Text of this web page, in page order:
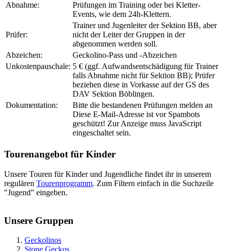
Abnahme:
Prüfungen im Training oder bei Kletter-
Events, wie dem 24h-Klettern.
Prüfer:
Trainer und Jugenleiter der Sektion BB, aber
nicht der Leiter der Gruppen in der
abgenommen werden soll.
Abzeichen:
Geckolino-Pass und -Abzeichen
Unkostenpauschale: 5 € (ggf. Aufwandsentschädigung für Trainer
falls Abnahme nicht für Sektion BB); Prüfer
beziehen diese in Vorkasse auf der GS des
DAV Sektion Böblingen.
Dokumentation:
Bitte die bestandenen Prüfungen melden an
Diese E-Mail-Adresse ist vor Spambots
geschützt! Zur Anzeige muss JavaScript
eingeschaltet sein.
Tourenangebot für Kinder
Unsere Touren für Kinder und Jugendliche findet ihr in unserem
regulären Tourenprogramm. Zum Filtern einfach in die Suchzeile
"Jugend" eingeben.
Unsere Gruppen
Geckolinos